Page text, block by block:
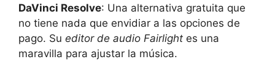
DaVinci Resolve: Una alternativa gratuita que
no tiene nada que envidiar a las opciones de
pago. Su editor de audio Fairlight es una
maravilla para ajustar la música.